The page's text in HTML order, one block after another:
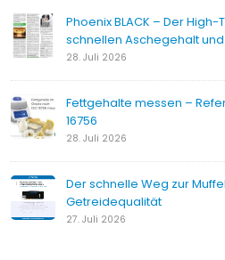
Phoenix BLACK – Der
schnellen Aschegehalt
28. Juli 2026
Fettgehalte messen –
16756
28. Juli 2026
Der schnelle Weg zur
Getreidequalität
27. Juli 2026